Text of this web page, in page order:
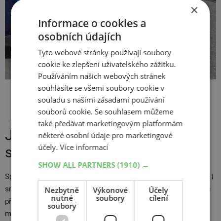
Pravidelně kontrolujte tlak v pneumatikách, ideálně jednou
měsíčně nebo před každou delší cestou a za studena.
Jak se starat o pneumatiky, aby
spotřeba nerostla
Správná údržba pneumatik je důležitá pro jejich delší životnost i
snížení spotřeby paliva. Kromě pravidelné kontroly tlaku dbejte
především na sezónní výměnu.Zimní pneumatikyse vyrábí z
měkčí směsi a jejich
použití při vyšších teplotách má za
×
Informace o cookies a
osobních údajích
Tyto webové stránky používají soubory
cookie ke zlepšení uživatelského zážitku.
Používáním našich webových stránek
souhlasíte se všemi soubory cookie v
souladu s našimi zásadami používání
souborů cookie. Se souhlasem můžeme
také předávat marketingovým platformám
některé osobní údaje pro marketingové
účely.Více informací
SHOW ALL PARTNERS(1910) →
Nezbytně
nutné
soubory
Výkonové
soubory
Účely
cílení